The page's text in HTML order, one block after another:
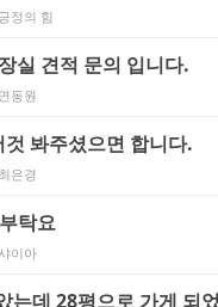
긍정의 힘
실 견적 문의 입니다.
연동원
봐주셨으면 합니다.
최은경
탁요
샤이아
는데 28평으로 가게 되